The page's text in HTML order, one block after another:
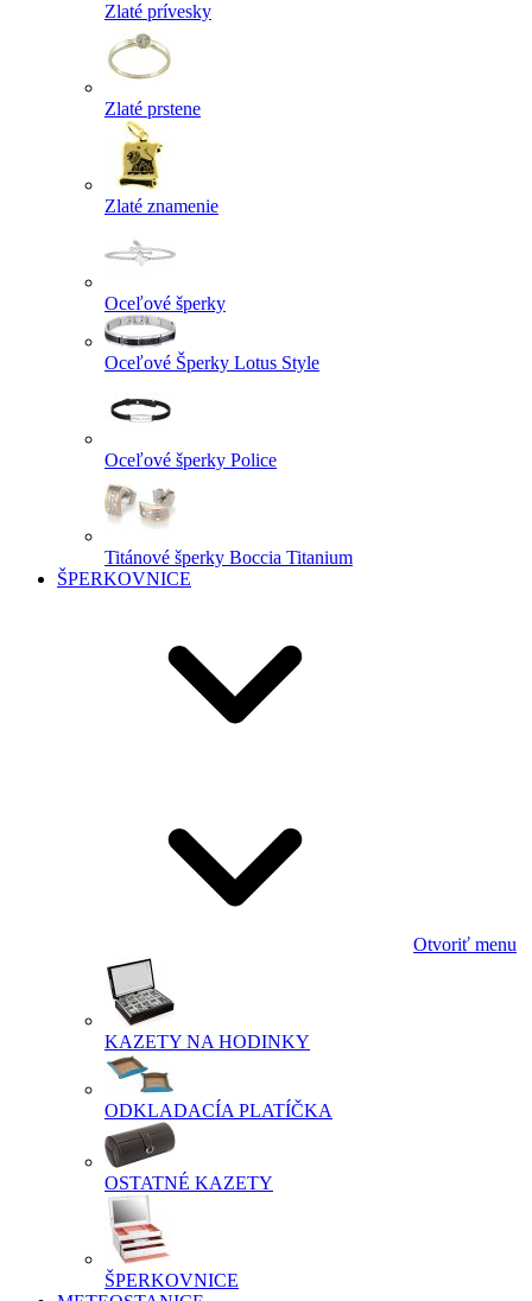
Zlaté prívesky
Zlaté prstene
Zlaté znamenie
Oceľové šperky
Oceľové Šperky Lotus Style
Oceľové šperky Police
Titánové šperky Boccia Titanium
ŠPERKOVNICE
Otvoriť menu
KAZETY NA HODINKY
ODKLADACÍA PLATÍČKA
OSTATNÉ KAZETY
ŠPERKOVNICE